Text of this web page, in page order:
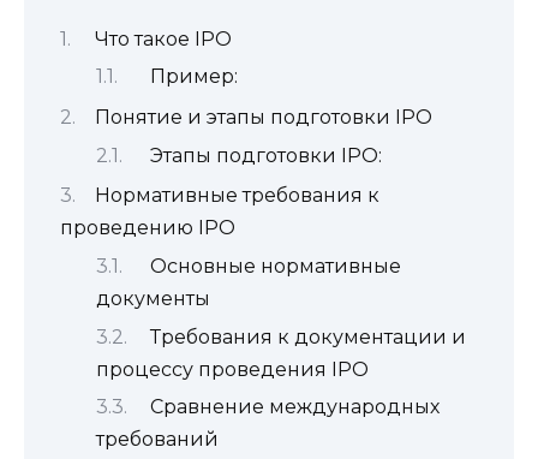
Что такое IPO
Пример:
Понятие и этапы подготовки IPO
Этапы подготовки IPO:
Нормативные требования к
проведению IPO
Основные нормативные
документы
Требования к документации и
процессу проведения IPO
Сравнение международных
требований